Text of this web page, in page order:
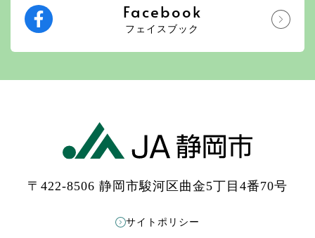
Facebook
フェイスブック
〒422-8506 静岡市駿河区曲金5丁目4番70号
サイトポリシー